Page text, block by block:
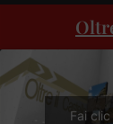
Fai